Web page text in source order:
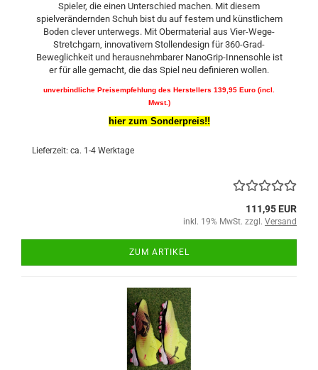
Spieler, die einen Unterschied machen. Mit diesem
spielverändernden Schuh bist du auf festem und künstlichem
Boden clever unterwegs. Mit Obermaterial aus Vier-Wege-
Stretchgarn, innovativem Stollendesign für 360-Grad-
Beweglichkeit und herausnehmbarer NanoGrip-Innensohle ist
er für alle gemacht, die das Spiel neu definieren wollen.
unverbindliche Preisempfehlung des Herstellers 139,95 Euro (incl.
Mwst.)
hier zum Sonderpreis!!
Lieferzeit: ca. 1-4 Werktage
111,95 EUR
inkl. 19% MwSt. zzgl. Versand
ZUM ARTIKEL